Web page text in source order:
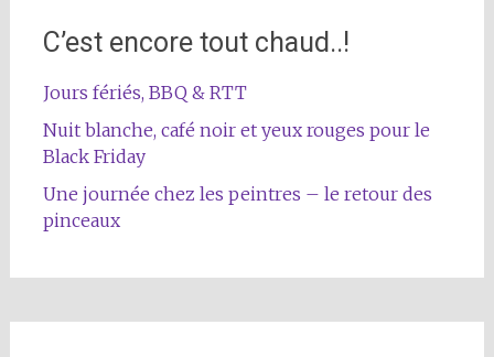
C’est encore tout chaud..!
Jours fériés, BBQ & RTT
Nuit blanche, café noir et yeux rouges pour le
Black Friday
Une journée chez les peintres – le retour des
pinceaux